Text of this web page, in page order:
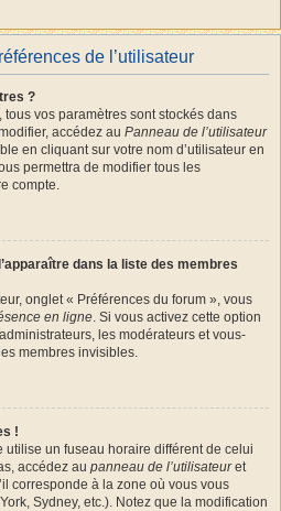
de l’utilisateur
?
vos paramètres sont stockés dans
accédez au Panneau de l’utilisateur
en cliquant sur votre nom d’utilisateur en
permettra de modifier tous les
compte.
dans la liste des membres
onglet « Préférences du forum », vous
en ligne. Si vous activez cette option
les modérateurs et vous-
membres invisibles.
!
utilise un fuseau horaire différent de celui
accédez au panneau de l’utilisateuret
corresponde à la zone où vous vous
Sydney, etc.). Notez que la modification